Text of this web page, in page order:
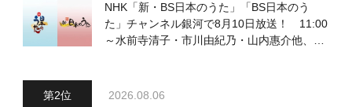
NHK「新・BS日本のうた」「BS日本のう
た」チャンネル銀河で8月10日放送！ 11:00
～水前寺清子・市川由紀乃・山内惠介他、
2026.08.06